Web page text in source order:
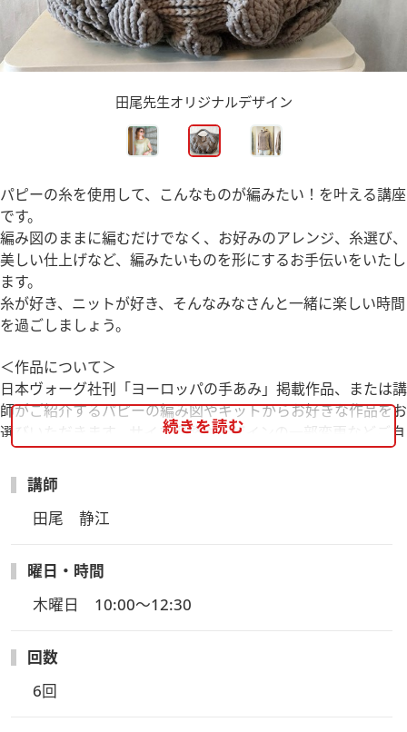
田尾先生オリジナルデザイン
パピーの糸を使用して、こんなものが編みたい！を叶える講座
です。
編み図のままに編むだけでなく、お好みのアレンジ、糸選び、
美しい仕上げなど、編みたいものを形にするお手伝いをいたし
ます。
糸が好き、ニットが好き、そんなみなさんと一緒に楽しい時間
を過ごしましょう。
＜作品について＞
日本ヴォーグ社刊「ヨーロッパの手あみ」掲載作品、または講
師がご紹介するパピーの編み図やキットからお好きな作品をお
選びいただきます。サイズ調整やデザインの一部変更などご自
分らしいアレンジもしていただけます。
他に、「お持ちの過去のパピー作品が途中になってしまってい
るので続きをやりたい」などご希望がありましたらご相談くだ
さい。
連絡ください。
＜この講座だけの受講特典＞
ただきます。
→この講座の受講特典として定価の20％offになります。
・半年に１回のパピーの展示会にご招待いたします。（ご都合
続きを読む
講師
田尾　静江
曜日・時間
木曜日　10:00～12:30
回数
6回